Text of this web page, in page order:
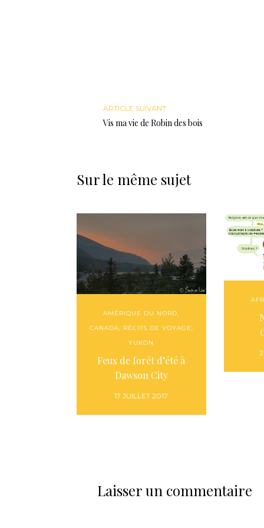
ARTICLE SUIVANT
Vis ma vie de Robin des bois
Sur le même sujet
AMÉRIQUE DU NORD,
CANADA, RÉCITS DE VOYAGE,
YUKON
Feux de forêt d’été à
Dawson City
17 JUILLET 2017
Laisser un commentaire